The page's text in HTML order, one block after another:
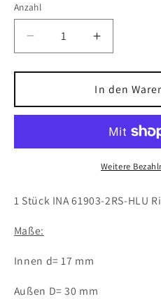
Anzahl
Verringere
die
Menge
1x
INA
2RS-
17x30x7
61903
Kugellager
Erhöhe
die
Menge
für
1x
INA
61903-
2RS-
HLU
17x30x7
In den
Weitere
1 Stück INA 61903-2RS-HLU
Maße:
Innen d= 17 mm
Außen D= 30 mm